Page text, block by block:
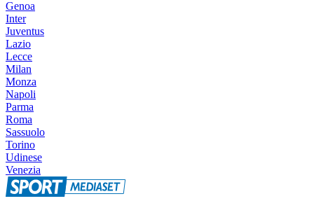
Genoa
Inter
Juventus
Lazio
Lecce
Milan
Monza
Napoli
Parma
Roma
Sassuolo
Torino
Udinese
Venezia